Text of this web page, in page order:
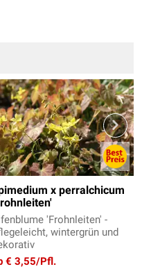
x perralchicum
'Frohnleiten' -
wintergrün und
€ 3,55/Pfl.